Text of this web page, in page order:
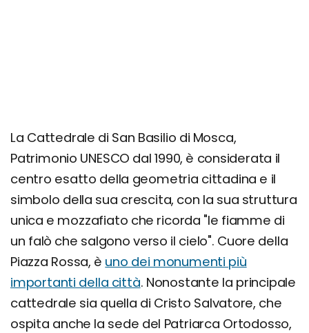
La Cattedrale di San Basilio di Mosca,
Patrimonio UNESCO dal 1990, è considerata il
centro esatto della geometria cittadina e il
simbolo della sua crescita, con la sua struttura
unica e mozzafiato che ricorda "le fiamme di
un falò che salgono verso il cielo". Cuore della
Piazza Rossa, è uno dei monumenti più
importanti della città. Nonostante la principale
cattedrale sia quella di Cristo Salvatore, che
ospita anche la sede del Patriarca Ortodosso,